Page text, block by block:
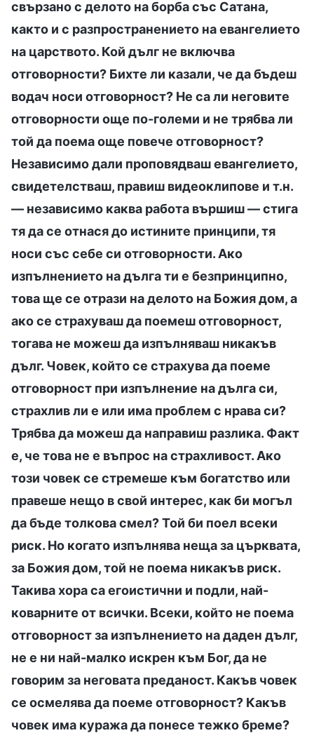
свързано с делото на борба със Сатана,
както и с разпространението на евангелието
на царството. Кой дълг не включва
отговорности? Бихте ли казали, че да бъдеш
водач носи отговорност? Не са ли неговите
отговорности още по-големи и не трябва ли
той да поема още повече отговорност?
Независимо дали проповядваш евангелието,
свидетелстваш, правиш видеоклипове и т.н.
— независимо каква работа вършиш — стига
тя да се отнася до истините принципи, тя
носи със себе си отговорности. Ако
изпълнението на дълга ти е безпринципно,
това ще се отрази на делото на Божия дом, а
ако се страхуваш да поемеш отговорност,
тогава не можеш да изпълняваш никакъв
дълг. Човек, който се страхува да поеме
отговорност при изпълнение на дълга си,
страхлив ли е или има проблем с нрава си?
Трябва да можеш да направиш разлика. Факт
е, че това не е въпрос на страхливост. Ако
този човек се стремеше към богатство или
правеше нещо в свой интерес, как би могъл
да бъде толкова смел? Той би поел всеки
риск. Но когато изпълнява неща за църквата,
за Божия дом, той не поема никакъв риск.
Такива хора са егоистични и подли, най-
коварните от всички. Всеки, който не поема
отговорност за изпълнението на даден дълг,
не е ни най-малко искрен към Бог, да не
говорим за неговата преданост. Какъв човек
се осмелява да поеме отговорност? Какъв
човек има куража да понесе тежко бреме?